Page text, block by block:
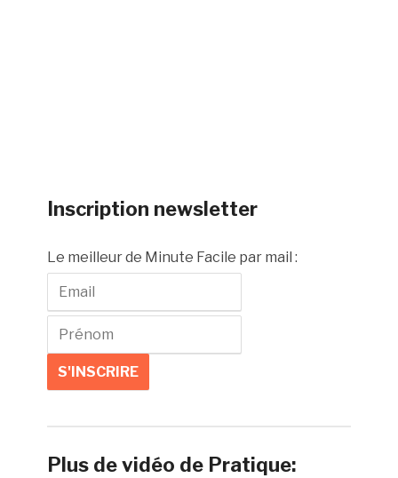
Inscription newsletter
Le meilleur de Minute Facile par mail :
Plus de vidéo de Pratique: